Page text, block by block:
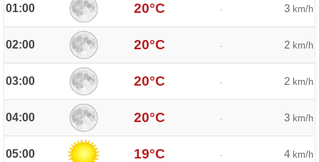
01:00 20°C - 3 km/h
02:00 20°C - 2 km/h
03:00 20°C - 2 km/h
04:00 20°C - 3 km/h
05:00 19°C - 4 km/h